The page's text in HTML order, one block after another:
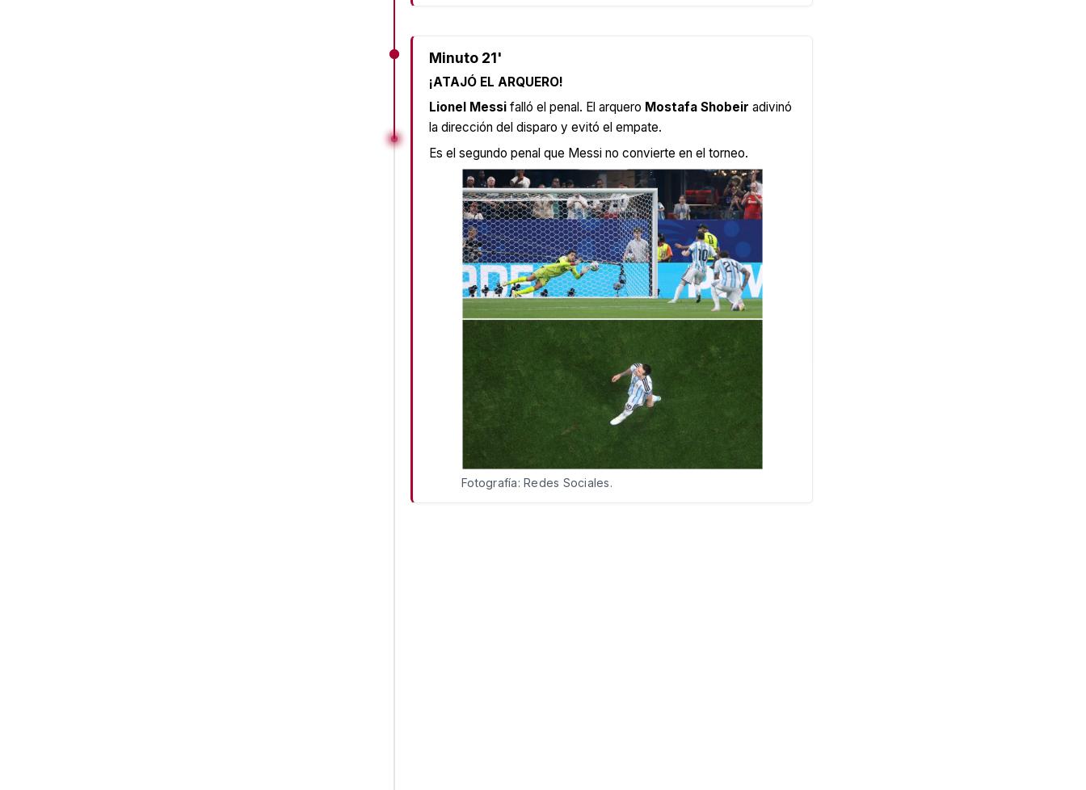
Minuto 21'
¡ATAJÓ EL ARQUERO!
Lionel Messi falló el penal. El arquero Mostafa Shobeir adivinó
la dirección del disparo y evitó el empate.
Es el segundo penal que Messi no convierte en el torneo.
Fotografía: Redes Sociales.